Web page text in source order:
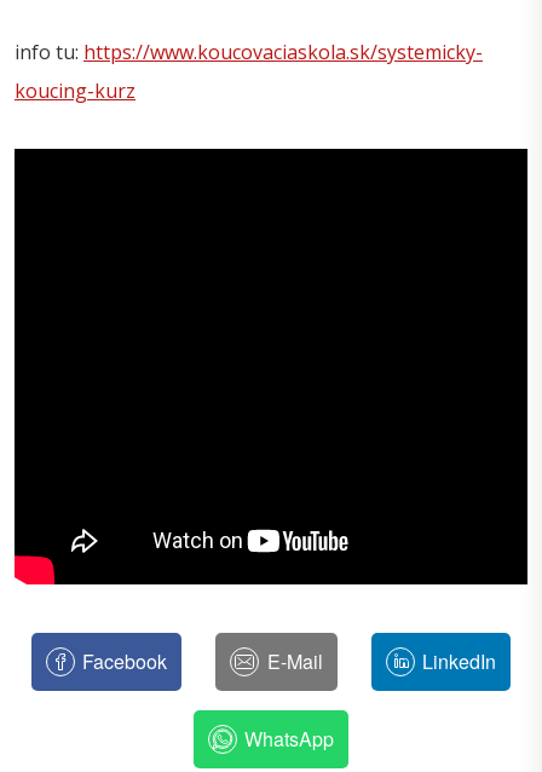
info tu: https://www.koucovaciaskola.sk/systemicky-
koucing-kurz
Facebook E-Mail LinkedIn
WhatsApp